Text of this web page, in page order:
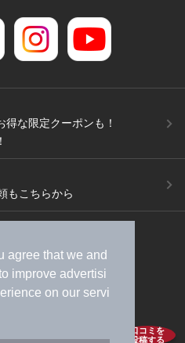
agree that we and
improve advertisi
on our servi
口コミを
投稿する
な限定クーポンも！
もこちらから
）
広告出稿のご案内
イルMEMBERS+規約
表記
ヘルプ
採用情報